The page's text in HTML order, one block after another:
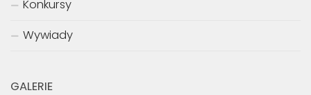
Konkursy
Wywiady
GALERIE